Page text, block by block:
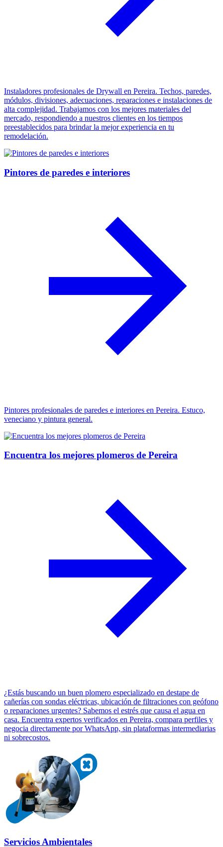
Instaladores profesionales de Drywall en Pereira. Techos, paredes,
módulos, divisiones, adecuaciones, reparaciones e instalaciones de
alta complejidad. Trabajamos con los mejores materiales del
mercado, respondiendo a nuestros clientes en los tiempos
preestablecidos para brindar la mejor experiencia en tu
remodelación.
Pintores de paredes e interiores
Pintores profesionales de paredes e interiores en Pereira. Estuco,
veneciano y pintura general.
Encuentra los mejores plomeros de Pereira
¿Estás buscando un buen plomero especializado en destape de
cañerías con sondas eléctricas, ubicación de filtraciones con geófono
o reparaciones urgentes? Sabemos el estrés que causa el agua en
casa. Encuentra expertos verificados en Pereira, compara perfiles y
negocia directamente por WhatsApp, sin plataformas intermediarias
ni sobrecostos.
Servicios Ambientales